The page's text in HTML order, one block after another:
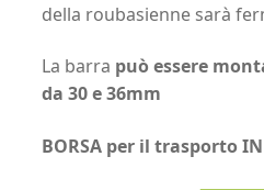
della roubasienne sarà
La barra può essere
da 30 e 36mm
BORSA per il trasporto